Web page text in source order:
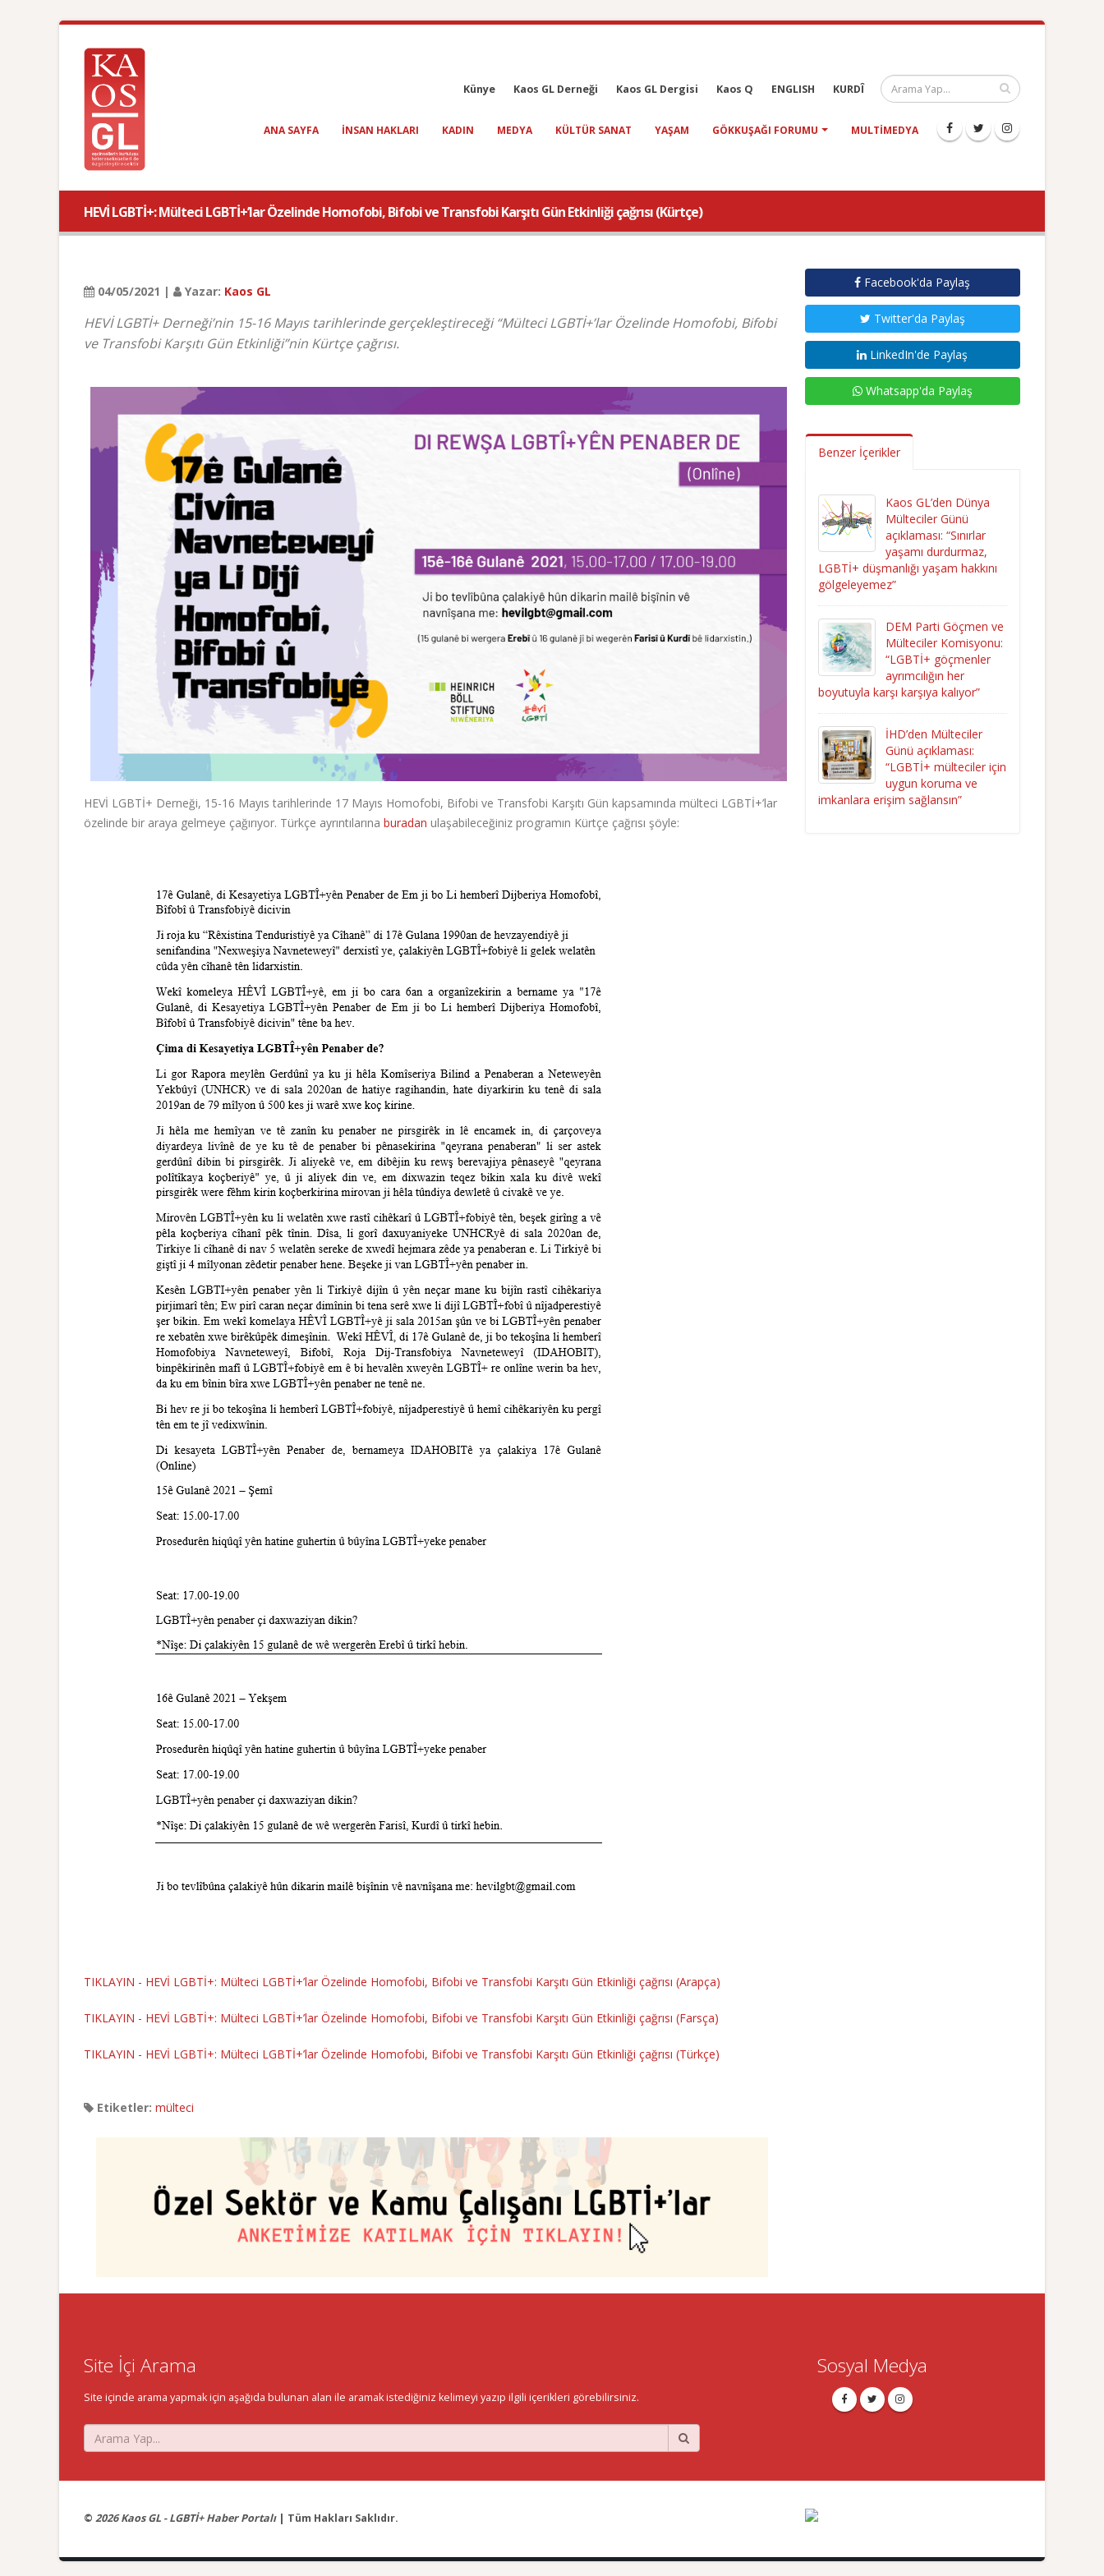
Künye Kaos GL Derneği Kaos GL Dergisi Kaos Q ENGLISH KURDÎ
ANA SAYFA INSAN HAKLARI KADIN MEDYA KÜLTÜR SANAT YAŞAM GÖKKUŞAĞI FORUMU MULTIMEDYA
HEVİ LGBTİ+: Mülteci LGBTİ+’lar Özelinde Homofobi, Bifobi ve Transfobi Karşıtı Gün Etkinliği çağrısı (Kürtçe)
04/05/2021 | Yazar: Kaos GL
HEVİ LGBTİ+ Derneği’nin 15-16 Mayıs tarihlerinde gerçekleştireceği “Mülteci LGBTİ+’lar Özelinde Homofobi, Bifobi
ve Transfobi Karşıtı Gün Etkinliği”nin Kürtçe çağrısı.
HEVİ LGBTİ+ Derneği, 15-16 Mayıs tarihlerinde 17 Mayıs Homofobi, Bifobi ve Transfobi Karşıtı Gün kapsamında mülteci LGBTİ+’lar
özelinde bir araya gelmeye çağırıyor. Türkçe ayrıntılarına buradan ulaşabileceğiniz programın Kürtçe çağrısı şöyle:
TIKLAYIN - HEVİ LGBTİ+: Mülteci LGBTİ+’lar Özelinde Homofobi, Bifobi ve Transfobi Karşıtı Gün Etkinliği çağrısı (Arapça)
TIKLAYIN - HEVİ LGBTİ+: Mülteci LGBTİ+’lar Özelinde Homofobi, Bifobi ve Transfobi Karşıtı Gün Etkinliği çağrısı (Farsça)
TIKLAYIN - HEVİ LGBTİ+: Mülteci LGBTİ+’lar Özelinde Homofobi, Bifobi ve Transfobi Karşıtı Gün Etkinliği çağrısı (Türkçe)
Etiketler: mülteci
Facebook'da Paylaş
Twitter'da Paylaş
LinkedIn'de Paylaş
Whatsapp'da Paylaş
Benzer İçerikler
Kaos GL’den Dünya
Mülteciler Günü
açıklaması: “Sınırlar
yaşamı durdurmaz,
LGBTİ+ düşmanlığı yaşam hakkını
gölgeleyemez”
DEM Parti Göçmen ve
Mülteciler Komisyonu:
“LGBTİ+ göçmenler
ayrımcılığın her
boyutuyla karşı karşıya kalıyor”
İHD’den Mülteciler
Günü açıklaması:
“LGBTİ+ mülteciler için
uygun koruma ve
imkanlara erişim sağlansın”
Site İçi Arama
Site içinde arama yapmak için aşağıda bulunan alan ile aramak istediğiniz kelimeyi yazıp ilgili içerikleri görebilirsiniz.
Sosyal Medya
© 2026 Kaos GL - LGBTİ+ Haber Portalı| Tüm Hakları Saklıdır.